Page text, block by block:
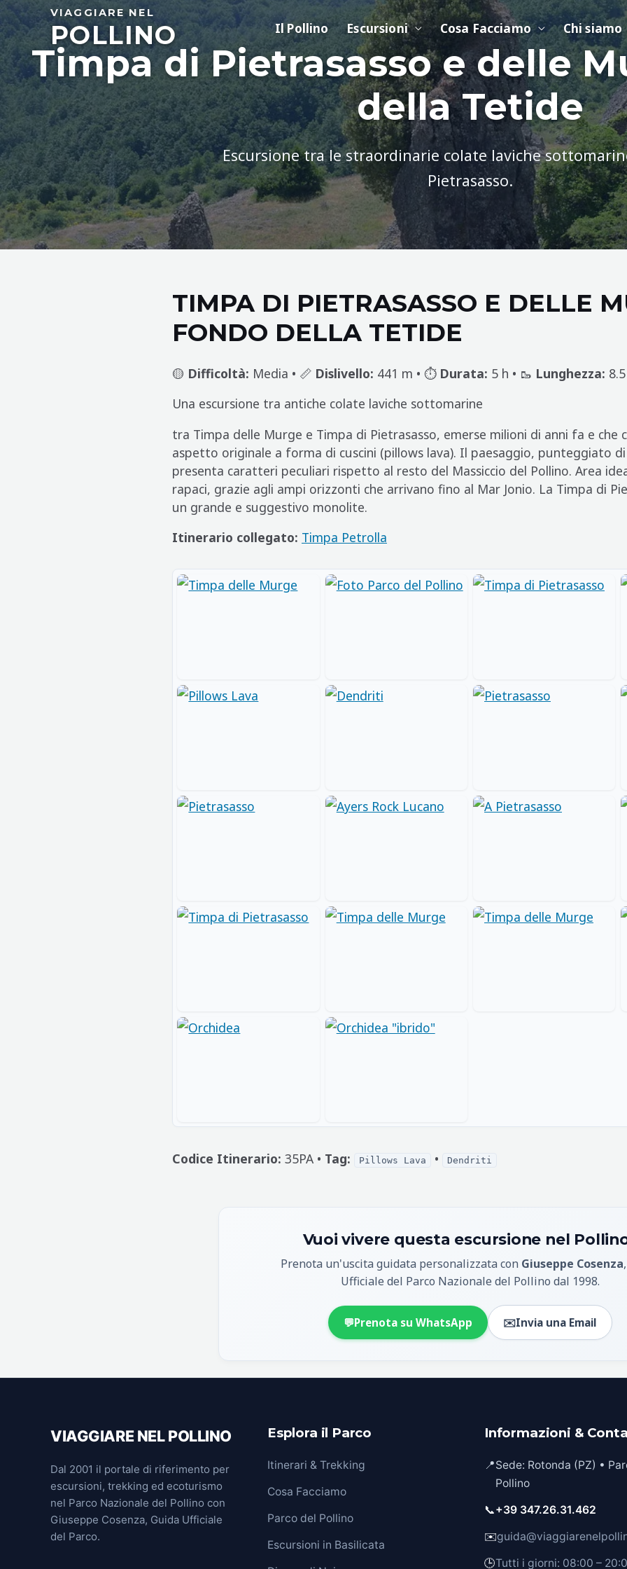
Skip
to
content
VIAGGIARE NEL
POLLINO Il Pollino Escursioni Cosa Facciamo Chi siamo
Timpa di Pietrasasso e delle
della Tetide
Escursione tra le straordinarie colate laviche
Pietrasasso.
TIMPA DI PIETRASASSO E DELLE
FONDO DELLA TETIDE
🟡 Difficoltà: Media • 📏 Dislivello: 441 m • ⏱️ Durata: 5 h • 🥾 Lunghezza:
Una escursione tra antiche colate laviche sottomarine
tra Timpa delle Murge e Timpa di Pietrasasso, emerse milioni di anni fa e che
aspetto originale a forma di cuscini (pillows lava). Il paesaggio, punteggiato
presenta caratteri peculiari rispetto al resto del Massiccio del Pollino. Area
rapaci, grazie agli ampi orizzonti che arrivano fino al Mar Jonio. La Timpa di
un grande e suggestivo monolite.
Itinerario collegato: Timpa Petrolla
Codice Itinerario: 35PA • Tag: Pillows Lava • Dendriti
Vuoi vivere questa escursione nel
Prenota un'uscita guidata personalizzata con Giuseppe Cosenza
Ufficiale del Parco Nazionale del Pollino dal 1998.
💬Prenota su WhatsApp ✉️Invia una Email
VIAGGIARE NEL POLLINO
Dal 2001 il portale di riferimento per
escursioni, trekking ed ecoturismo
nel Parco Nazionale del Pollino con
Giuseppe Cosenza, Guida Ufficiale
del Parco.
Esplora il Parco
Itinerari & Trekking
Cosa Facciamo
Parco del Pollino
Escursioni in Basilicata
Informazioni &
📍Sede: Rotonda (PZ) •
Pollino
📞+39 347.26.31.462
✉️
🕒Tutti i giorni: 08:00 –